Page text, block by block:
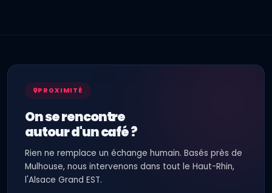
PROXIMITÉ
On se rencontre
autour d'un café ?
Rien ne remplace un échange humain. Basés près de
Mulhouse, nous intervenons dans tout le Haut-Rhin,
l'Alsace Grand EST.